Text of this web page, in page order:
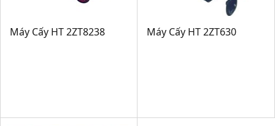
Máy Cấy HT 2ZT8238 Máy Cấy HT 2ZT630